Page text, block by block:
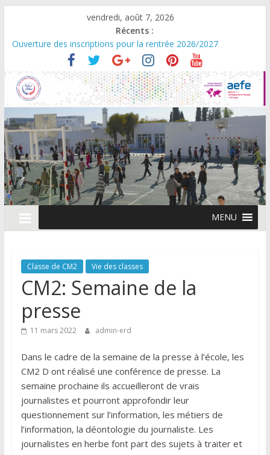
vendredi, août 7, 2026
Récents :
Ouverture des inscriptions pour la rentrée 2026/2027
Rentrée scolaire 2026/2027
Scolarité en maternelle : Réduction exceptionnelle des frais de
première inscription pour la rentrée
Campagne de changement d’établissement
Journée Portes Ouvertes – Vendredi 06 mars 2026
MENU
Classe de CM2 Vie des classes
CM2: Semaine de la
presse
11 mars 2022 admin-erd
Dans le cadre de la semaine de la presse à l’école, les
CM2 D ont réalisé une conférence de presse. La
semaine prochaine ils accueilleront de vrais
journalistes et pourront approfondir leur
questionnement sur l’information, les métiers de
l’information, la déontologie du journaliste. Les
journalistes en herbe font part des sujets à traiter et